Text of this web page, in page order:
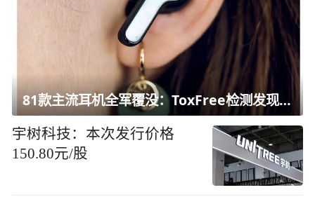
81款主流耳机全军覆没：ToxFree检测发现均含对人体有害化学物质
宇树科技：本次发行价格
150.80元/股